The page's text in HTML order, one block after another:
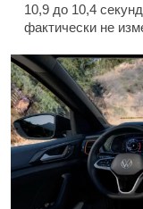
10,9 до 10,4
фактически не